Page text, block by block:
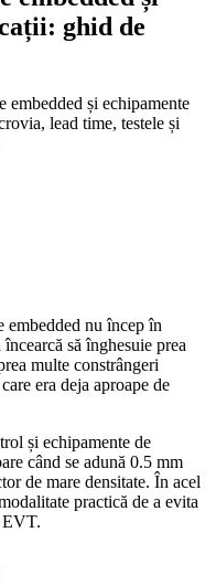
ghid de
embedded și echipamente
lead time, testele și
nu încep în
să înghesuie prea
multe constrângeri
era deja aproape de
și echipamente de
când se adună 0.5 mm
de mare densitate. În acel
practică de a evita
EVT.